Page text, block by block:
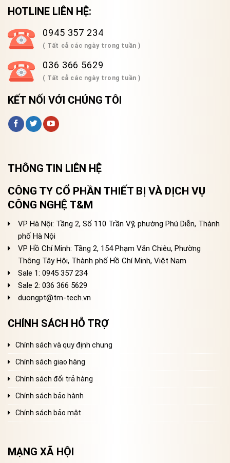
HOTLINE LIÊN HỆ:
0945 357 234
( Tất cả các ngày trong tuần )
036 366 5629
( Tất cả các ngày trong tuần )
KẾT NỐI VỚI CHÚNG TÔI
THÔNG TIN LIÊN HỆ
CÔNG TY CỔ PHẦN THIẾT BỊ VÀ DỊCH VỤ
CÔNG NGHỆ T&M
VP Hà Nội: Tầng 2, Số 110 Trần Vỹ, phường Phú Diễn, Thành
phố Hà Nội
VP Hồ Chí Minh: Tầng 2, 154 Phạm Văn Chiêu, Phường
Thông Tây Hội, Thành phố Hồ Chí Minh, Việt Nam
Sale 1: 0945 357 234
Sale 2: 036 366 5629
duongpt@tm-tech.vn
CHÍNH SÁCH HỖ TRỢ
Chính sách và quy định chung
Chính sách giao hàng
Chính sách đổi trả hàng
Chính sách bảo hành
Chính sách bảo mật
MẠNG XÃ HỘI